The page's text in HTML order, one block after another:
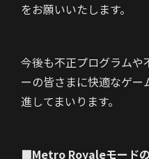
をお願いいたします。
今後も不正プログラムや
ーの皆さまに快適なゲ
進してまいります。
■Metro Royaleモード